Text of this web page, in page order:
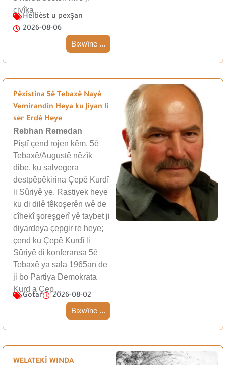
çivîka…
Helbest u pexşan
2026-08-06
Bixwîne ...
Pêxistina 5ê Tebaxê Nayê
Vemirandin Heya ku Jiyan li
ser Erdê Heye
Rebhan Remedan
Piştî çend rojen kêm, 5ê
Tebaxê/Augustê nêzîk
dibe, ku salvegera
destpêpêkirina Çepê Kurdî
li Sûriyê ye. Rastiyek heye
ku di dilê têkoşerên wê de
cîhekî şoreşgerî yê taybet ji
diyardeya çepgir re heye;
çend ku Çepê Kurdî li
Sûriyê di konferansa 5ê
Tebaxê ya sala 1965an de
ji bo Partiya Demokrata
Kurd a Çep…
Gotar 2026-08-02
Bixwîne ...
WELATEKÎ WINDA